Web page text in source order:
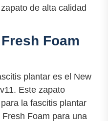
de alta calidad
Foam
plantar es el New
Este zapato
la fascitis plantar
Foam para una